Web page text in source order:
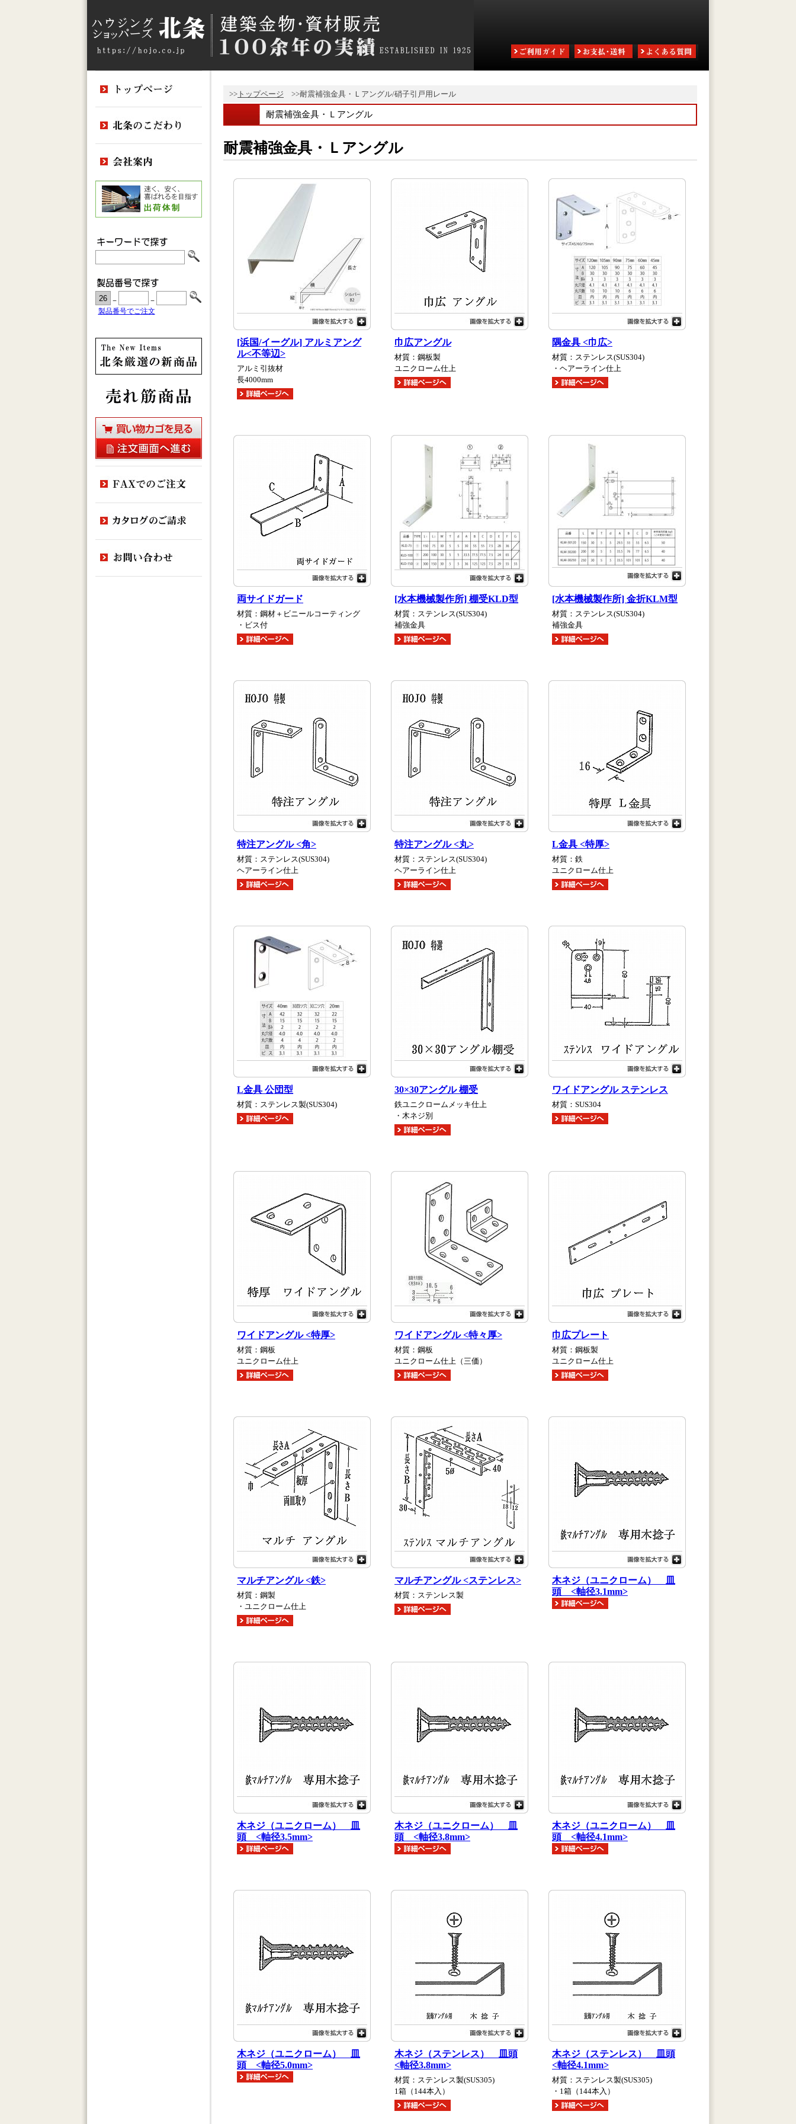
>> トップページ >>耐震補強金具・Ｌアングル/硝子引戸用レール
耐震補強金具・Ｌアングル
耐震補強金具・Ｌアングル
[浜国/イーグル] アルミアング
ル<不等辺>
アルミ引抜材
長4000mm
巾広アングル
材質：鋼板製
ユニクローム仕上
隅金具 <巾広>
材質：ステンレス(SUS304)
・ヘアーライン仕上
両サイドガード
材質：鋼材＋ビニールコーティング
・ビス付
[水本機械製作所] 棚受KLD型
材質：ステンレス(SUS304)
補強金具
[水本機械製作所] 金折KLM型
材質：ステンレス(SUS304)
補強金具
特注アングル <角>
材質：ステンレス(SUS304)
ヘアーライン仕上
特注アングル <丸>
材質：ステンレス(SUS304)
ヘアーライン仕上
L金具 <特厚>
材質：鉄
ユニクローム仕上
L金具 公団型
材質：ステンレス製(SUS304)
30×30アングル 棚受
鉄ユニクロームメッキ仕上
・木ネジ別
ワイドアングル ステンレス
材質：SUS304
ワイドアングル <特厚>
材質：鋼板
ユニクローム仕上
ワイドアングル <特々厚>
材質：鋼板
ユニクローム仕上（三価）
巾広プレート
材質：鋼板製
ユニクローム仕上
マルチアングル <鉄>
材質：鋼製
・ユニクローム仕上
マルチアングル <ステンレス>
材質：ステンレス製
木ネジ（ユニクローム） 皿
頭 <軸径3.1mm>
木ネジ（ユニクローム） 皿
頭 <軸径3.5mm>
木ネジ（ユニクローム） 皿
頭 <軸径3.8mm>
木ネジ（ユニクローム） 皿
頭 <軸径4.1mm>
木ネジ（ユニクローム） 皿
頭 <軸径5.0mm>
木ネジ（ステンレス） 皿頭
<軸径3.8mm>
材質：ステンレス製(SUS305)
1箱（144本入）
木ネジ（ステンレス） 皿頭
<軸径4.1mm>
材質：ステンレス製(SUS305)
・1箱（144本入）
－ －
製品番号でご注文